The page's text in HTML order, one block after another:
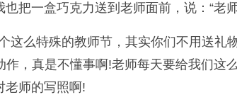
把一盒巧克力送到老师面前，说：“老
么特殊的教师节，其实你们不用送礼
，真是不懂事啊!老师每天要给我们这
老师的写照啊!